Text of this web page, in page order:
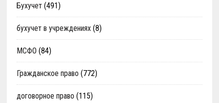
Бухучет(491)
бухучет в учреждениях(8)
МСФО (84)
Гражданское право (772)
договорное право (115)